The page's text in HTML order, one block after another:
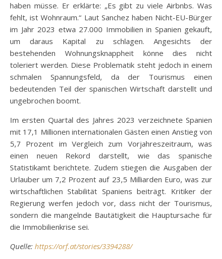
haben müsse. Er erklärte: „Es gibt zu viele Airbnbs. Was
fehlt, ist Wohnraum.“ Laut Sanchez haben Nicht-EU-Bürger
im Jahr 2023 etwa 27.000 Immobilien in Spanien gekauft,
um daraus Kapital zu schlagen. Angesichts der
bestehenden Wohnungsknappheit könne dies nicht
toleriert werden. Diese Problematik steht jedoch in einem
schmalen Spannungsfeld, da der Tourismus einen
bedeutenden Teil der spanischen Wirtschaft darstellt und
ungebrochen boomt.
Im ersten Quartal des Jahres 2023 verzeichnete Spanien
mit 17,1 Millionen internationalen Gästen einen Anstieg von
5,7 Prozent im Vergleich zum Vorjahreszeitraum, was
einen neuen Rekord darstellt, wie das spanische
Statistikamt berichtete. Zudem stiegen die Ausgaben der
Urlauber um 7,2 Prozent auf 23,5 Milliarden Euro, was zur
wirtschaftlichen Stabilität Spaniens beiträgt. Kritiker der
Regierung werfen jedoch vor, dass nicht der Tourismus,
sondern die mangelnde Bautätigkeit die Hauptursache für
die Immobilienkrise sei.
Quelle: https://orf.at/stories/3394288/